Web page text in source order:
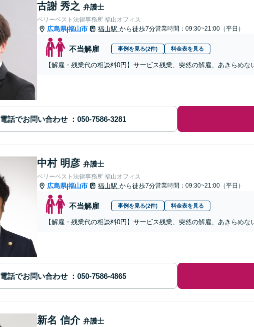
古謝 秀之 弁護士
ベリーベスト法律事務所 福山オフィス
広島県|福山市 福山駅 から徒歩7分営業時間：09:30~21:00（平日）
不当解雇 事例を見る(2件) 料金表を見る
【解雇・残業代の相談料0円】サービス残業、突然の解雇、あきらめ
電話でお問い合わせ
中村 明彦 弁護士
ベリーベスト法律事務所 福山オフィス
広島県|福山市 福山駅 から徒歩7分営業時間：09:30~21:00（平日）
不当解雇 事例を見る(2件) 料金表を見る
【解雇・残業代の相談料0円】サービス残業、突然の解雇、あきらめ
電話でお問い合わせ
新名 信介 弁護士